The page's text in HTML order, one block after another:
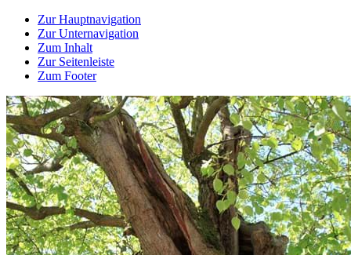
Zur Hauptnavigation
Zur Unternavigation
Zum Inhalt
Zur Seitenleiste
Zum Footer